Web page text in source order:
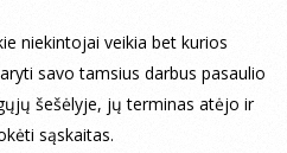
niekintojai veikia bet kurios
savo tamsius darbus pasaulio
šešėlyje, jų terminas atėjo ir
sąskaitas.